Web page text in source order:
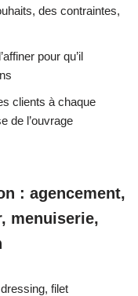
des contraintes,
pour qu’il
clients à chaque
de l’ouvrage
: agencement,
menuiserie,
filet